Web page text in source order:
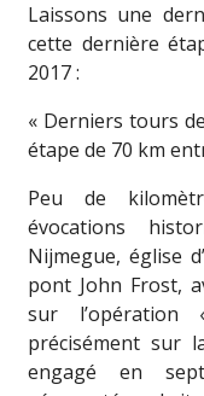
Laissons une
cette dernière
2017 :
« Derniers tours
étape de 70 km
Peu de
évocations
Nijmegue, église
pont John Frost,
sur
précisément sur
engagé en